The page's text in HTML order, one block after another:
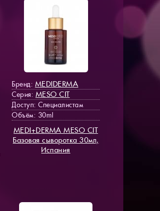
Бренд: MEDIDERMA
Серия: MESO СIT
Доступ: Специалистам
Объём: 30ml
MEDI+DERMA MESO СIT
Базовая сыворотка 30мл,
Испания